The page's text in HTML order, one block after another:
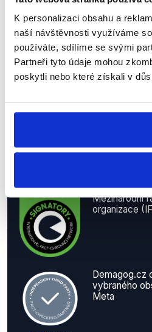
K personalizaci obsahu a
naší návštěvnosti využíváme
používáte, sdílíme se svými
Partneři tyto údaje mohou
poskytli nebo které získali v
Kontakty
Kontaktní osoba
Petr Gongala | koordinátor
petr.gongala@demagog.cz
+420 775 275 177
Výtky k hodnocením,
info@demagog.cz
Loga ke stažení
Demagog.cz
Mezinárodní
organizace
Demagog.cz
vybraného
Meta